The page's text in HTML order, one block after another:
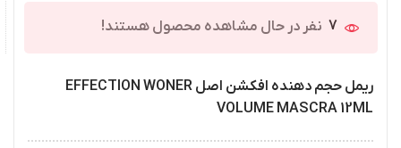
7 نفر در حال مشاهده محصول هستند!
ریمل حجم دهنده افکشن اصل EFFECTION WONER
VOLUME MASCRA 12ML